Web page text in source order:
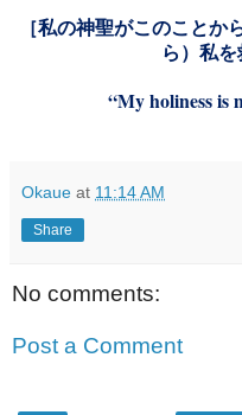
［私の神聖がこのことか
ら）私を
“My holiness is
Okaue at 11:14 AM
Share
No comments:
Post a Comment